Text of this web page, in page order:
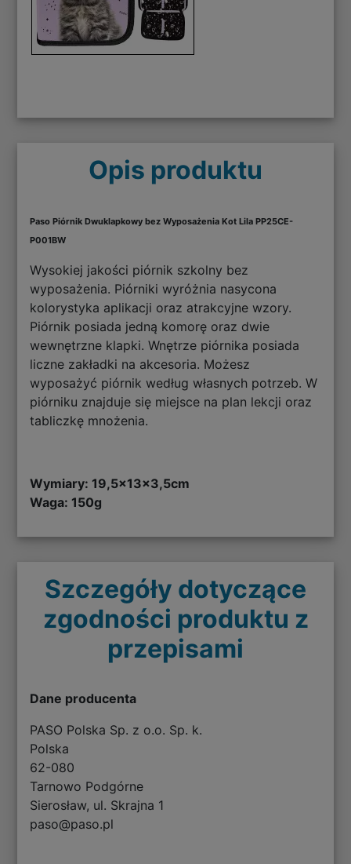
Opis produktu
Paso Piórnik Dwuklapkowy bez Wyposażenia Kot Lila PP25CE-
P001BW
Wysokiej jakości piórnik szkolny bez
wyposażenia. Piórniki wyróżnia nasycona
kolorystyka aplikacji oraz atrakcyjne wzory.
Piórnik posiada jedną komorę oraz dwie
wewnętrzne klapki. Wnętrze piórnika posiada
liczne zakładki na akcesoria. Możesz
wyposażyć piórnik według własnych potrzeb. W
piórniku znajduje się miejsce na plan lekcji oraz
tabliczkę mnożenia.
Wymiary: 19,5x13x3,5cm
Waga: 150g
Szczegóły dotyczące
zgodności produktu z
przepisami
Dane producenta
PASO Polska Sp. z o.o. Sp. k.
Polska
62-080
Tarnowo Podgórne
Sierosław, ul. Skrajna 1
paso@paso.pl